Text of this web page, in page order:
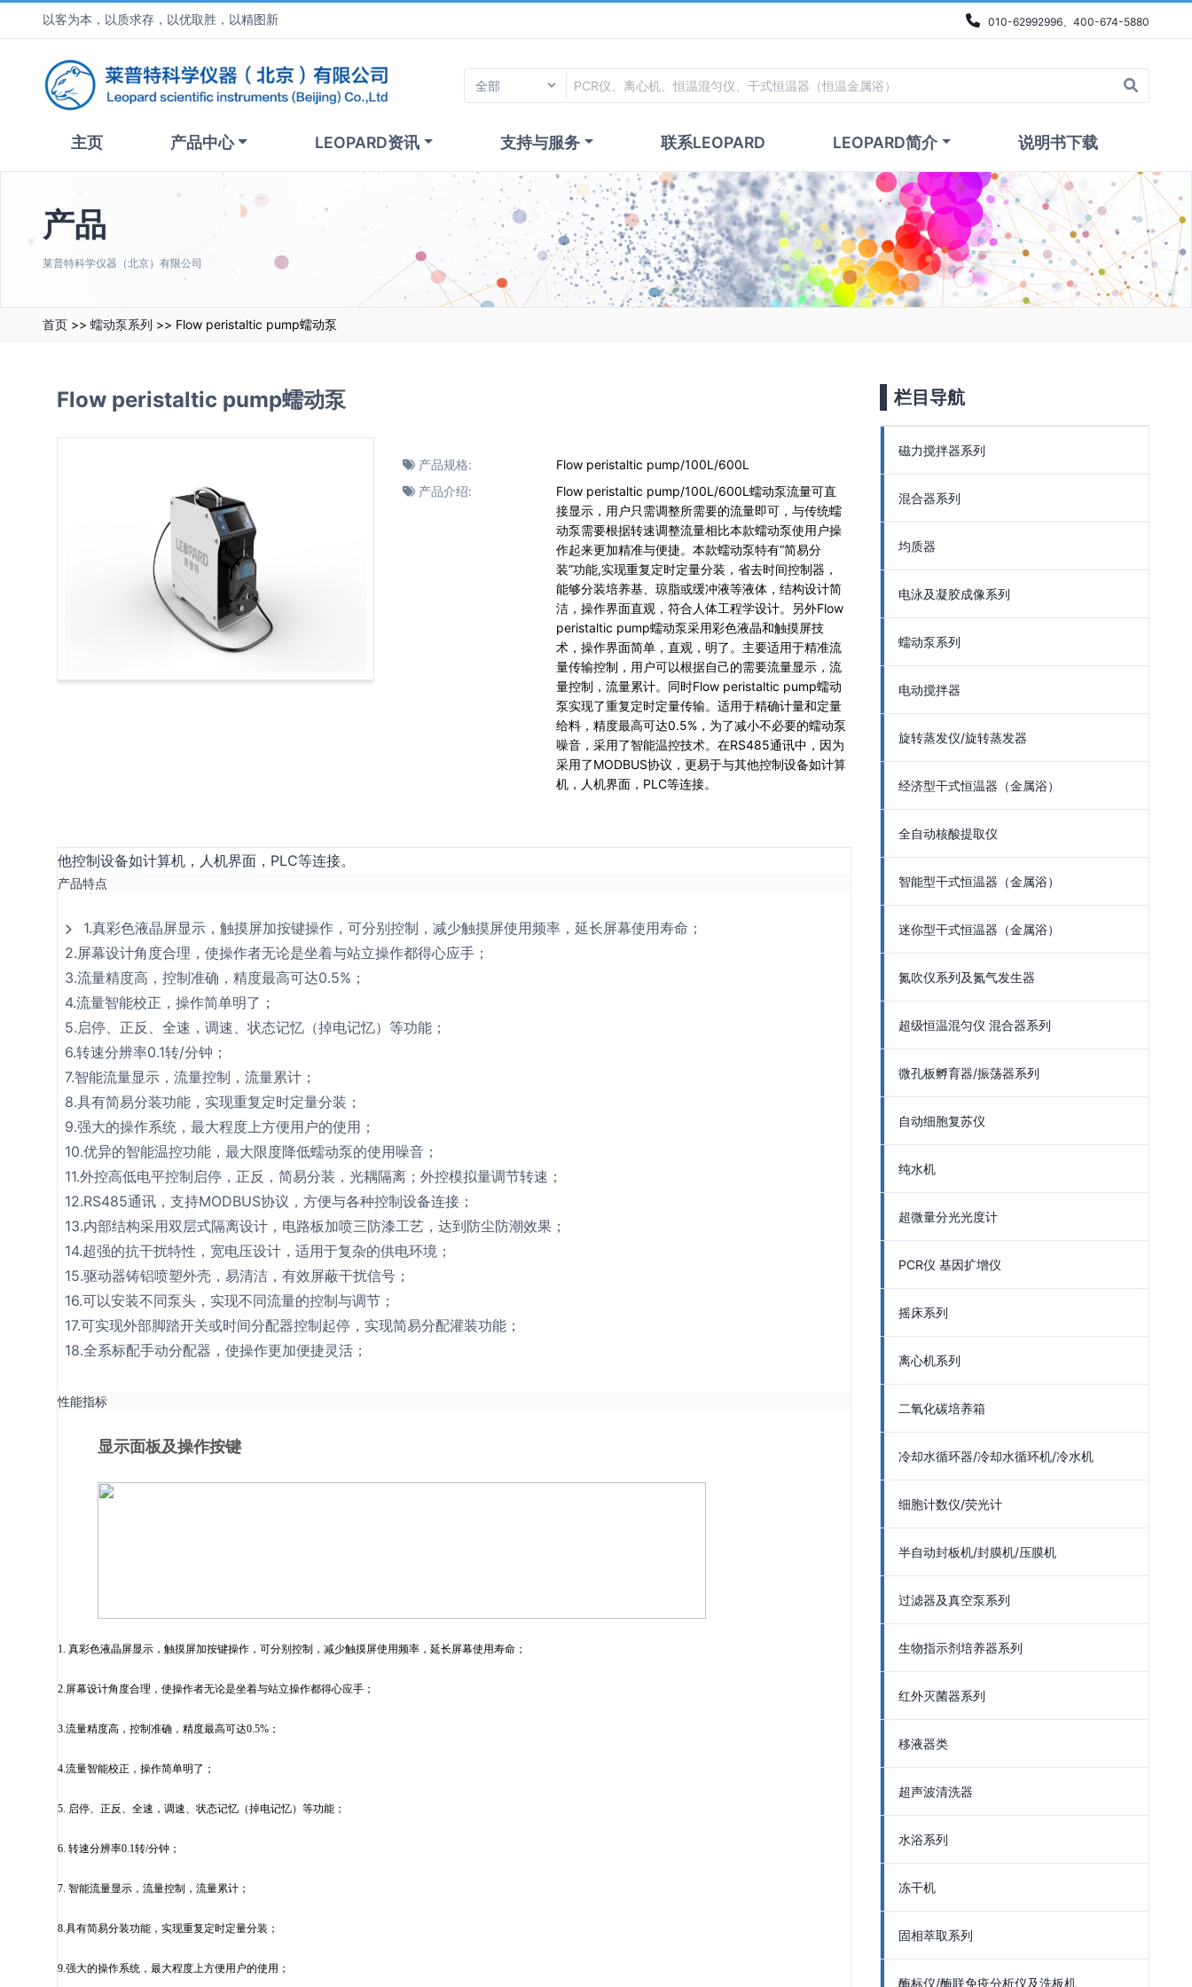
以客为本，以质求存，以优取胜，以精图新 010-62992996、400-674-5880
主页 产品中心 LEOPARD资讯 支持与服务 联系LEOPARD LEOPARD简介 说明书下载
产品
莱普特科学仪器（北京）有限公司
首页 >> 蠕动泵系列 >> Flow peristaltic pump蠕动泵
Flow peristaltic pump蠕动泵
产品规格:
Flow peristaltic pump/100L/600L
产品介绍:
Flow peristaltic pump/100L/600L蠕动泵流量可直
接显示，用户只需调整所需要的流量即可，与传统蠕
动泵需要根据转速调整流量相比本款蠕动泵使用户操
作起来更加精准与便捷。本款蠕动泵特有“简易分
装”功能,实现重复定时定量分装，省去时间控制器，
能够分装培养基、琼脂或缓冲液等液体，结构设计简
洁，操作界面直观，符合人体工程学设计。另外Flow
peristaltic pump蠕动泵采用彩色液晶和触摸屏技
术，操作界面简单，直观，明了。主要适用于精准流
量传输控制，用户可以根据自己的需要流量显示，流
量控制，流量累计。同时Flow peristaltic pump蠕动
泵实现了重复定时定量传输。适用于精确计量和定量
给料，精度最高可达0.5%，为了减小不必要的蠕动泵
噪音，采用了智能温控技术。在RS485通讯中，因为
采用了MODBUS协议，更易于与其他控制设备如计算
机，人机界面，PLC等连接。
他控制设备如计算机，人机界面，PLC等连接。
产品特点
1.真彩色液晶屏显示，触摸屏加按键操作，可分别控制，减少触摸屏使用频率，延长屏幕使用寿命；
2.屏幕设计角度合理，使操作者无论是坐着与站立操作都得心应手；
3.流量精度高，控制准确，精度最高可达0.5%；
4.流量智能校正，操作简单明了；
5.启停、正反、全速，调速、状态记忆（掉电记忆）等功能；
6.转速分辨率0.1转/分钟；
7.智能流量显示，流量控制，流量累计；
8.具有简易分装功能，实现重复定时定量分装；
9.强大的操作系统，最大程度上方便用户的使用；
10.优异的智能温控功能，最大限度降低蠕动泵的使用噪音；
11.外控高低电平控制启停，正反，简易分装，光耦隔离；外控模拟量调节转速；
12.RS485通讯，支持MODBUS协议，方便与各种控制设备连接；
13.内部结构采用双层式隔离设计，电路板加喷三防漆工艺，达到防尘防潮效果；
14.超强的抗干扰特性，宽电压设计，适用于复杂的供电环境；
15.驱动器铸铝喷塑外壳，易清洁，有效屏蔽干扰信号；
16.可以安装不同泵头，实现不同流量的控制与调节；
17.可实现外部脚踏开关或时间分配器控制起停，实现简易分配灌装功能；
18.全系标配手动分配器，使操作更加便捷灵活；
性能指标
显示面板及操作按键
1. 真彩色液晶屏显示，触摸屏加按键操作，可分别控制，减少触摸屏使用频率，延长屏幕使用寿命；
2.屏幕设计角度合理，使操作者无论是坐着与站立操作都得心应手；
3.流量精度高，控制准确，精度最高可达0.5% ；
4.流量智能校正，操作简单明了；
5. 启停、正反、全速，调速、状态记忆（掉电记忆）等功能；
6. 转速分辨率0.1转/分钟；
7. 智能流量显示，流量控制，流量累计；
8.具有简易分装功能，实现重复定时定量分装；
9.强大的操作系统，最大程度上方便用户的使用；
栏目导航
磁力搅拌器系列
混合器系列
均质器
电泳及凝胶成像系列
蠕动泵系列
电动搅拌器
旋转蒸发仪/旋转蒸发器
经济型干式恒温器（金属浴）
全自动核酸提取仪
智能型干式恒温器（金属浴）
迷你型干式恒温器（金属浴）
氮吹仪系列及氮气发生器
超级恒温混匀仪 混合器系列
微孔板孵育器/振荡器系列
自动细胞复苏仪
纯水机
超微量分光光度计
PCR仪 基因扩增仪
摇床系列
离心机系列
二氧化碳培养箱
冷却水循环器/冷却水循环机/冷水机
细胞计数仪/荧光计
半自动封板机/封膜机/压膜机
过滤器及真空泵系列
生物指示剂培养器系列
红外灭菌器系列
移液器类
超声波清洗器
水浴系列
冻干机
固相萃取系列
酶标仪/酶联免疫分析仪及洗板机